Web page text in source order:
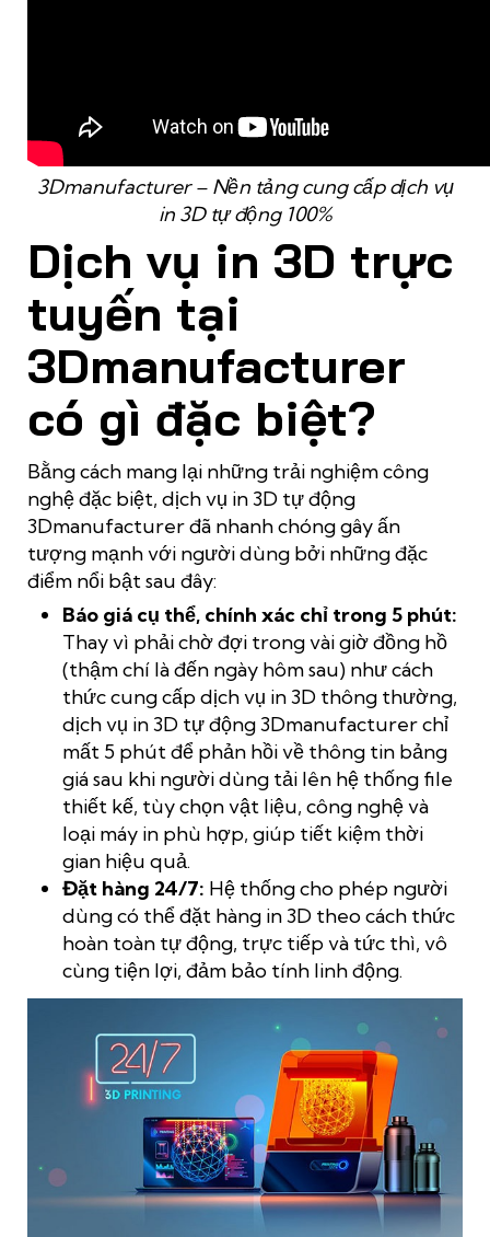
3Dmanufacturer – Nền tảng cung cấp dịch vụ
in 3D tự động 100%
Dịch vụ in 3D trực
tuyến tại
3Dmanufacturer
có gì đặc biệt?
Bằng cách mang lại những trải nghiệm công
nghệ đặc biệt, dịch vụ in 3D tự động
3Dmanufacturer đã nhanh chóng gây ấn
tượng mạnh với người dùng bởi những đặc
điểm nổi bật sau đây:
Báo giá cụ thể, chính xác chỉ trong 5 phút:
Thay vì phải chờ đợi trong vài giờ đồng hồ
(thậm chí là đến ngày hôm sau) như cách
thức cung cấp dịch vụ in 3D thông thường,
dịch vụ in 3D tự động 3Dmanufacturer chỉ
mất 5 phút để phản hồi về thông tin bảng
giá sau khi người dùng tải lên hệ thống file
thiết kế, tùy chọn vật liệu, công nghệ và
loại máy in phù hợp, giúp tiết kiệm thời
gian hiệu quả.
Đặt hàng 24/7: Hệ thống cho phép người
dùng có thể đặt hàng in 3D theo cách thức
hoàn toàn tự động, trực tiếp và tức thì, vô
cùng tiện lợi, đảm bảo tính linh động.